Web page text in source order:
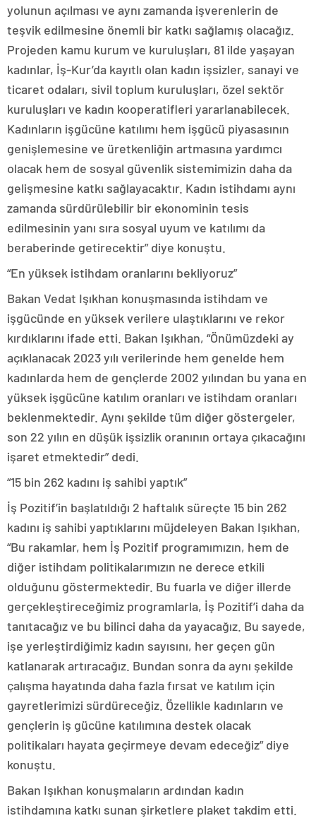
yolunun açılması ve aynı zamanda işverenlerin de
teşvik edilmesine önemli bir katkı sağlamış olacağız.
Projeden kamu kurum ve kuruluşları, 81 ilde yaşayan
kadınlar, İş-Kur’da kayıtlı olan kadın işsizler, sanayi ve
ticaret odaları, sivil toplum kuruluşları, özel sektör
kuruluşları ve kadın kooperatifleri yararlanabilecek.
Kadınların işgücüne katılımı hem işgücü piyasasının
genişlemesine ve üretkenliğin artmasına yardımcı
olacak hem de sosyal güvenlik sistemimizin daha da
gelişmesine katkı sağlayacaktır. Kadın istihdamı aynı
zamanda sürdürülebilir bir ekonominin tesis
edilmesinin yanı sıra sosyal uyum ve katılımı da
beraberinde getirecektir” diye konuştu.
“En yüksek istihdam oranlarını bekliyoruz”
Bakan Vedat Işıkhan konuşmasında istihdam ve
işgücünde en yüksek verilere ulaştıklarını ve rekor
kırdıklarını ifade etti. Bakan Işıkhan, “Önümüzdeki ay
açıklanacak 2023 yılı verilerinde hem genelde hem
kadınlarda hem de gençlerde 2002 yılından bu yana en
yüksek işgücüne katılım oranları ve istihdam oranları
beklenmektedir. Aynı şekilde tüm diğer göstergeler,
son 22 yılın en düşük işsizlik oranının ortaya çıkacağını
işaret etmektedir” dedi.
“15 bin 262 kadını iş sahibi yaptık”
İş Pozitif’in başlatıldığı 2 haftalık süreçte 15 bin 262
kadını iş sahibi yaptıklarını müjdeleyen Bakan Işıkhan,
“Bu rakamlar, hem İş Pozitif programımızın, hem de
diğer istihdam politikalarımızın ne derece etkili
olduğunu göstermektedir. Bu fuarla ve diğer illerde
gerçekleştireceğimiz programlarla, İş Pozitif’i daha da
tanıtacağız ve bu bilinci daha da yayacağız. Bu sayede,
işe yerleştirdiğimiz kadın sayısını, her geçen gün
katlanarak artıracağız. Bundan sonra da aynı şekilde
çalışma hayatında daha fazla fırsat ve katılım için
gayretlerimizi sürdüreceğiz. Özellikle kadınların ve
gençlerin iş gücüne katılımına destek olacak
politikaları hayata geçirmeye devam edeceğiz” diye
konuştu.
Bakan Işıkhan konuşmaların ardından kadın
istihdamına katkı sunan şirketlere plaket takdim etti.